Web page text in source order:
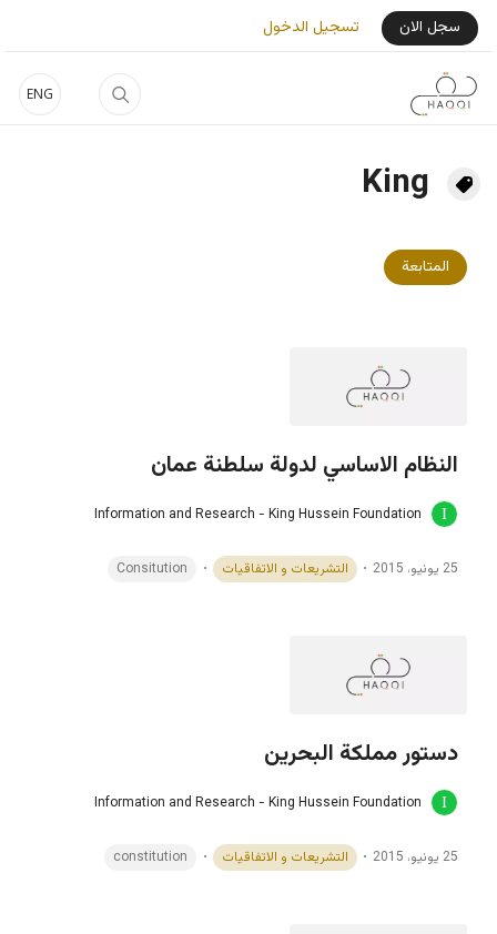
تجاوز إلى المحتوى الرئيسي
ENG
User Login Menu
سجل الان تسجيل الدخول
King
المتابعة
النظام الاساسي لدولة سلطنة عمان
Information and Research - King Hussein Foundation
25 يونيو، 2015 التشريعات و الاتفاقيات Consitution
دستور مملكة البحرين
Information and Research - King Hussein Foundation
25 يونيو، 2015 التشريعات و الاتفاقيات constitution